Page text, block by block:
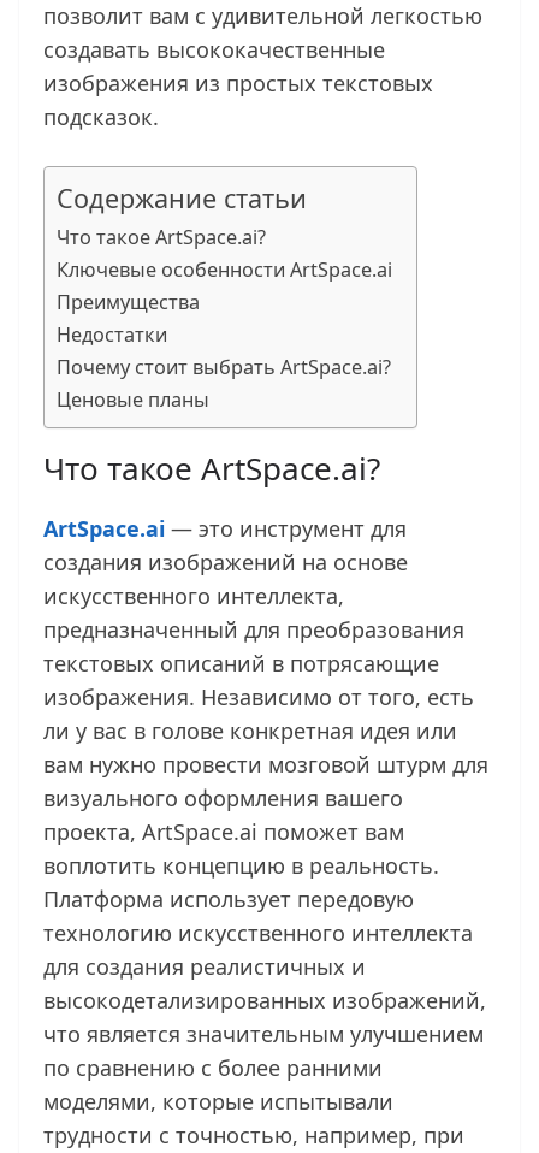
позволит вам с удивительной легкостью
создавать высококачественные
изображения из простых текстовых
подсказок.
Содержание статьи
Что такое ArtSpace.ai?
Ключевые особенности ArtSpace.ai
Преимущества
Недостатки
Почему стоит выбрать ArtSpace.ai?
Ценовые планы
Что такое ArtSpace.ai?
ArtSpace.ai — это инструмент для
создания изображений на основе
искусственного интеллекта,
предназначенный для преобразования
текстовых описаний в потрясающие
изображения. Независимо от того, есть
ли у вас в голове конкретная идея или
вам нужно провести мозговой штурм для
визуального оформления вашего
проекта, ArtSpace.ai поможет вам
воплотить концепцию в реальность.
Платформа использует передовую
технологию искусственного интеллекта
для создания реалистичных и
высокодетализированных изображений,
что является значительным улучшением
по сравнению с более ранними
моделями, которые испытывали
трудности с точностью, например, при